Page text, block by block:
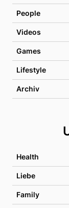
People
Videos
Games
Lifestyle
Archiv
Health
Liebe
Family